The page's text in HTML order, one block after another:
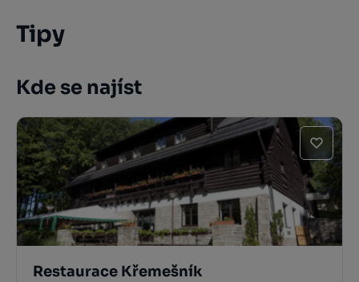
Tipy
Kde se najíst
Restaurace Křemešník